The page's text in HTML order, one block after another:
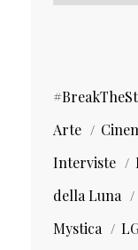
Arte
Interviste
della Luna
Mystica